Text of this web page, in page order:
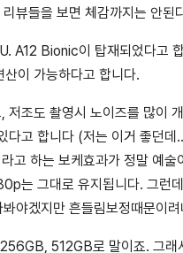
뷰들을 보면 체감까지는 안된
A12 Bionic이 탑재되었다고
이 가능하다고 합니다.
저조도 촬영시 노이즈를 많이
다고 합니다 (저는 이거 좋던데
고 하는 보케효과가 정말 예
는 그대로 유지됩니다. 그런
야겠지만 흔들림보정때문이려
512GB로 말이죠. 그래